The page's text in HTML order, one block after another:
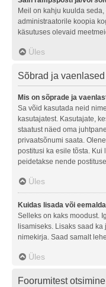
Meil on kahju kuulda
administraatorile koopia
käsutuses olevaid
Üles
Sõbrad ja vaenlased
Mis on sõprade ja
Sa võid kasutada neid
kasutajatest. Kasutajate,
staatust näed oma
privaatsõnumi saata.
postitusi ka esile tõsta.
peidetakse nende
Üles
Kuidas lisada või
Selleks on kaks moodust.
lisamiseks. Lisaks saad
nimekirja. Saad samalt
Üles
Foorumitest otsimine